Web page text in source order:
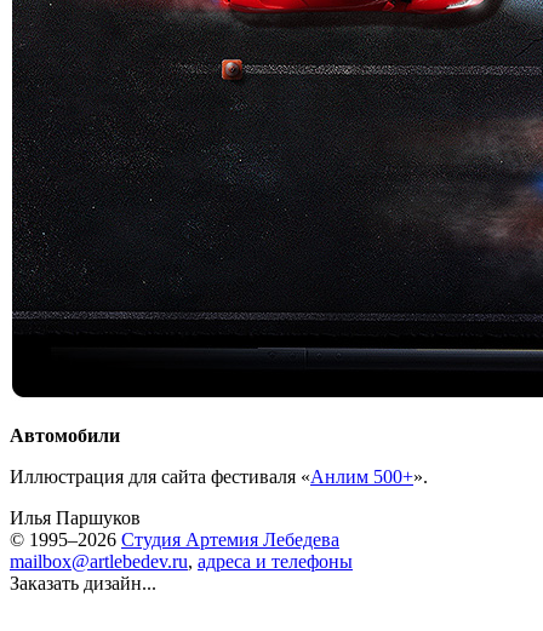
Автомобили
Иллюстрация для сайта фестиваля «Анлим 500+».
Илья Паршуков
© 1995–2026 Студия Артемия Лебедева
mailbox@artlebedev.ru, адреса и телефоны
Заказать дизайн...